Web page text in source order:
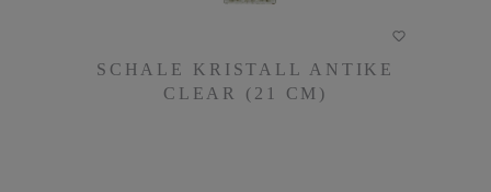
SCHALE KRISTALL ANTIKE
CLEAR (21 CM)
CLEAR (21 CM)